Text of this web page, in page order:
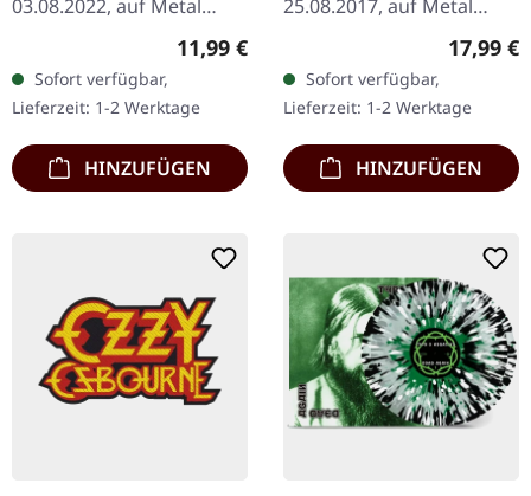
03.08.2022, auf Metal
Blade Records. CD im
Jewelcase. "Abigail II: The
Revenge" zeigt King
Diamond beim Weben
einer…
Regulärer Preis:
11,99 €
Sofort verfügbar,
Lieferzeit: 1-2 Werktage
HINZUFÜGEN
25.08.2017, auf Metal
Hautfarbenes Vinyl,
limitiert auf 200
Exemplare Crimfall liefert
mit "Amain" ein…
17,99 €
Sofort verfügbar,
Lieferzeit: 1-2 Werktage
HINZUFÜGEN